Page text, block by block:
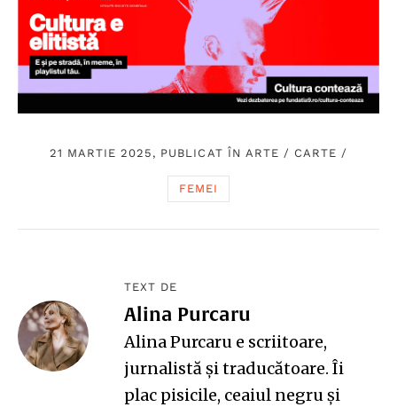
21 MARTIE 2025, PUBLICAT ÎN ARTE / CARTE /
FEMEI
TEXT DE
Alina Purcaru
Alina Purcaru e scriitoare,
jurnalistă și traducătoare. Îi
plac pisicile, ceaiul negru și